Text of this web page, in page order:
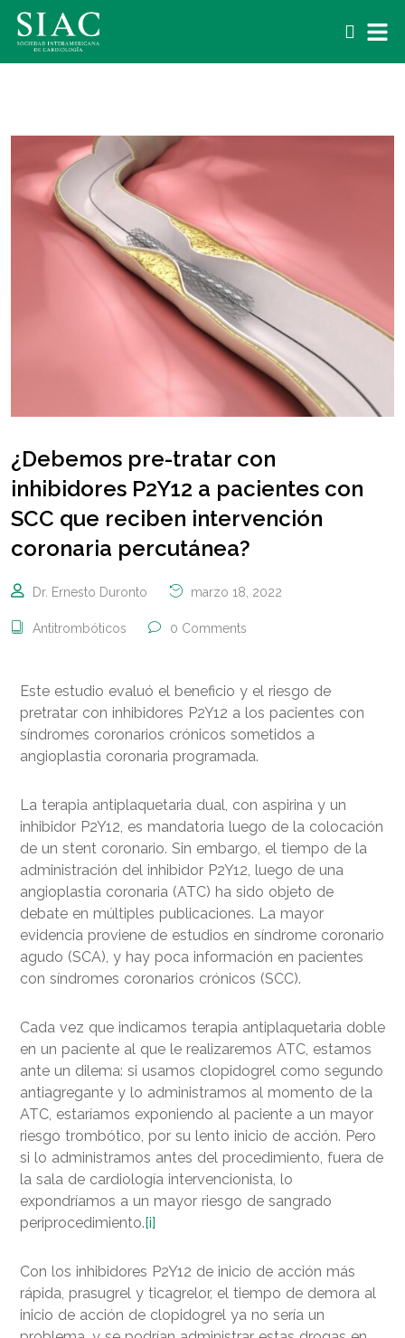
¿Debemos pre-tratar con
inhibidores P2Y12 a pacientes con
SCC que reciben intervención
coronaria percutánea?
Dr. Ernesto Duronto marzo 18, 2022
Antitrombóticos 0 Comments
Este estudio evaluó el beneficio y el riesgo de
pretratar con inhibidores P2Y12 a los pacientes con
síndromes coronarios crónicos sometidos a
angioplastia coronaria programada.
La terapia antiplaquetaria dual, con aspirina y un
inhibidor P2Y12, es mandatoria luego de la colocación
de un stent coronario. Sin embargo, el tiempo de la
administración del inhibidor P2Y12, luego de una
angioplastia coronaria (ATC) ha sido objeto de
debate en múltiples publicaciones. La mayor
evidencia proviene de estudios en síndrome coronario
agudo (SCA), y hay poca información en pacientes
con síndromes coronarios crónicos (SCC).
Cada vez que indicamos terapia antiplaquetaria doble
en un paciente al que le realizaremos ATC, estamos
ante un dilema: si usamos clopidogrel como segundo
antiagregante y lo administramos al momento de la
ATC, estaríamos exponiendo al paciente a un mayor
riesgo trombótico, por su lento inicio de acción. Pero
si lo administramos antes del procedimiento, fuera de
la sala de cardiología intervencionista, lo
expondríamos a un mayor riesgo de sangrado
periprocedimiento.[i]
Con los inhibidores P2Y12 de inicio de acción más
rápida, prasugrel y ticagrelor, el tiempo de demora al
inicio de acción de clopidogrel ya no sería un